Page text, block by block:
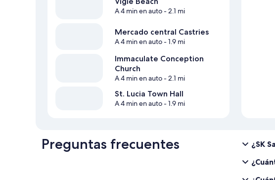
A 4 min en auto- 2.1 mi
Mercado central Castries
A 4 min en auto- 1.9 mi
Immaculate Conception
Church
A 4 min en auto- 2.1 mi
St. Lucia Town Hall
A 4 min en auto- 1.9 mi
Preguntas frecuentes
¿SK